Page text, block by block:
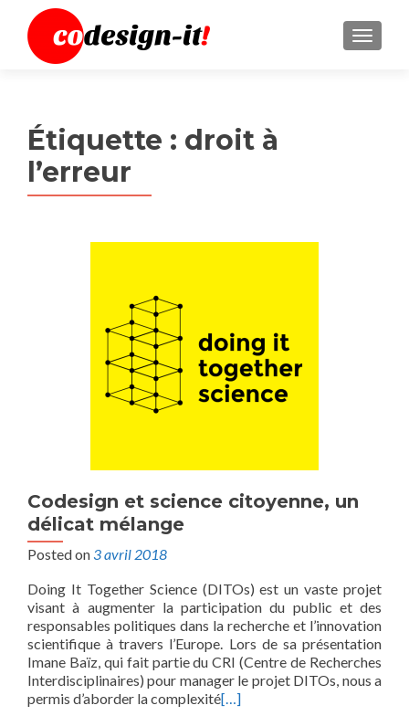
MENU
Étiquette : droit à
l’erreur
Codesign et science citoyenne, un
délicat mélange
Posted on 3 avril 2018
Doing It Together Science (DITOs) est un vaste projet
visant à augmenter la participation du public et des
responsables politiques dans la recherche et l’innovation
scientifique à travers l’Europe. Lors de sa présentation
Imane Baïz, qui fait partie du CRI (Centre de Recherches
Interdisciplinaires) pour manager le projet DITOs, nous a
permis d’aborder la complexité[…]